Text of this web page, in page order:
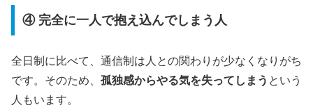
④ 完全に一人で抱え込んでしまう人
全日制に比べて、通信制は人との関わりが少なくなりがち
です。そのため、 孤独感からやる気を失ってしまう という
人もいます。